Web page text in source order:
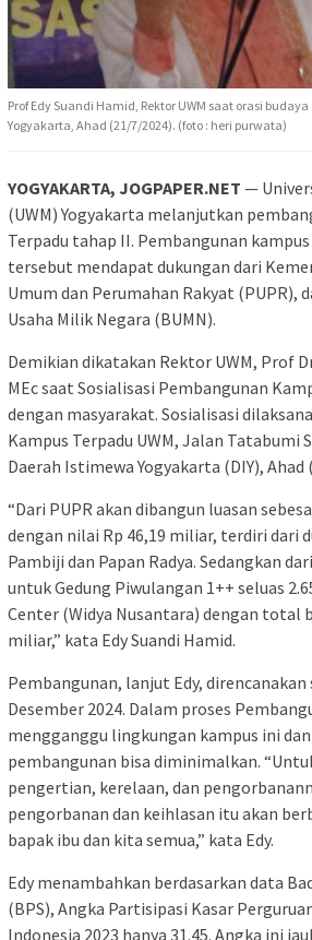
Prof Edy Suandi Hamid, Rektor UWM saat orasi
Yogyakarta, Ahad (21/7/2024). (foto : heri purwata)
YOGYAKARTA, JOGPAPER.NET —
(UWM) Yogyakarta melanjutkan
Terpadu tahap II. Pembangunan
tersebut mendapat dukungan dari
Umum dan Perumahan Rakyat (PUPR),
Usaha Milik Negara (BUMN).
Demikian dikatakan Rektor UWM, Prof
MEc saat Sosialisasi Pembangunan
dengan masyarakat. Sosialisasi
Kampus Terpadu UWM, Jalan Tatabumi
Daerah Istimewa Yogyakarta (DIY), Ahad
“Dari PUPR akan dibangun luasan
dengan nilai Rp 46,19 miliar, terdiri dari
Pambiji dan Papan Radya. Sedangkan
untuk Gedung Piwulangan 1++ seluas
Center (Widya Nusantara) dengan total
miliar,” kata Edy Suandi Hamid.
Pembangunan, lanjut Edy,
Desember 2024. Dalam proses
mengganggu lingkungan kampus ini
pembangunan bisa diminimalkan.
pengertian, kerelaan, dan
pengorbanan dan keihlasan itu akan
bapak ibu dan kita semua,” kata Edy.
Edy menambahkan berdasarkan data
(BPS), Angka Partisipasi Kasar
Indonesia 2023 hanya 31.45. Angka ini